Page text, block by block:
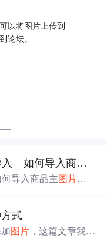
以将图片上传到
论坛。
OpenCart 之 CSV 格式商品导入 – 如何导入商品主
何导入商品主图片和
式
图片 ，这篇文章我们